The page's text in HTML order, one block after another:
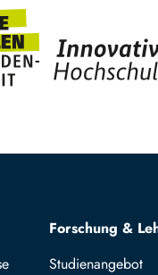
Forschung &
Studienangebot